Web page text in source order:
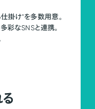
掛け"を多数用意。
彩なSNSと連携。